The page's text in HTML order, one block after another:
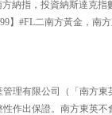
納指，投資納斯達克
】#FL二南方黃金，南
理有限公司（「南方
作出保證。南方東英